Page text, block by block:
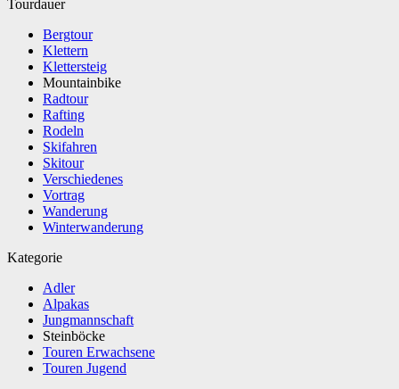
Tourdauer
Bergtour
Klettern
Klettersteig
Mountainbike
Radtour
Rafting
Rodeln
Skifahren
Skitour
Verschiedenes
Vortrag
Wanderung
Winterwanderung
Kategorie
Adler
Alpakas
Jungmannschaft
Steinböcke
Touren Erwachsene
Touren Jugend